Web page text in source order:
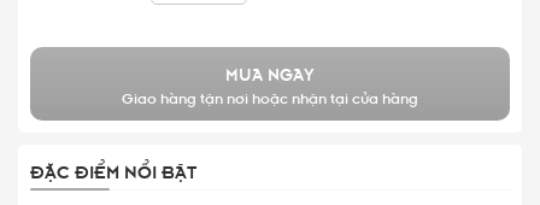
MUA NGAY
Giao hàng tận nơi hoặc nhận tại cửa hàng
ĐẶC ĐIỂM NỔI BẬT